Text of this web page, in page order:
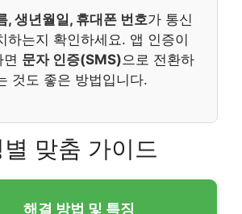
, 생년월일, 휴대폰 번호가 통신
하는지 확인하세요. 앱 인증이
문자 인증(SMS)으로 전환하
것도 좋은 방법입니다.
맞춤 가이드
해결 방법 및 특징